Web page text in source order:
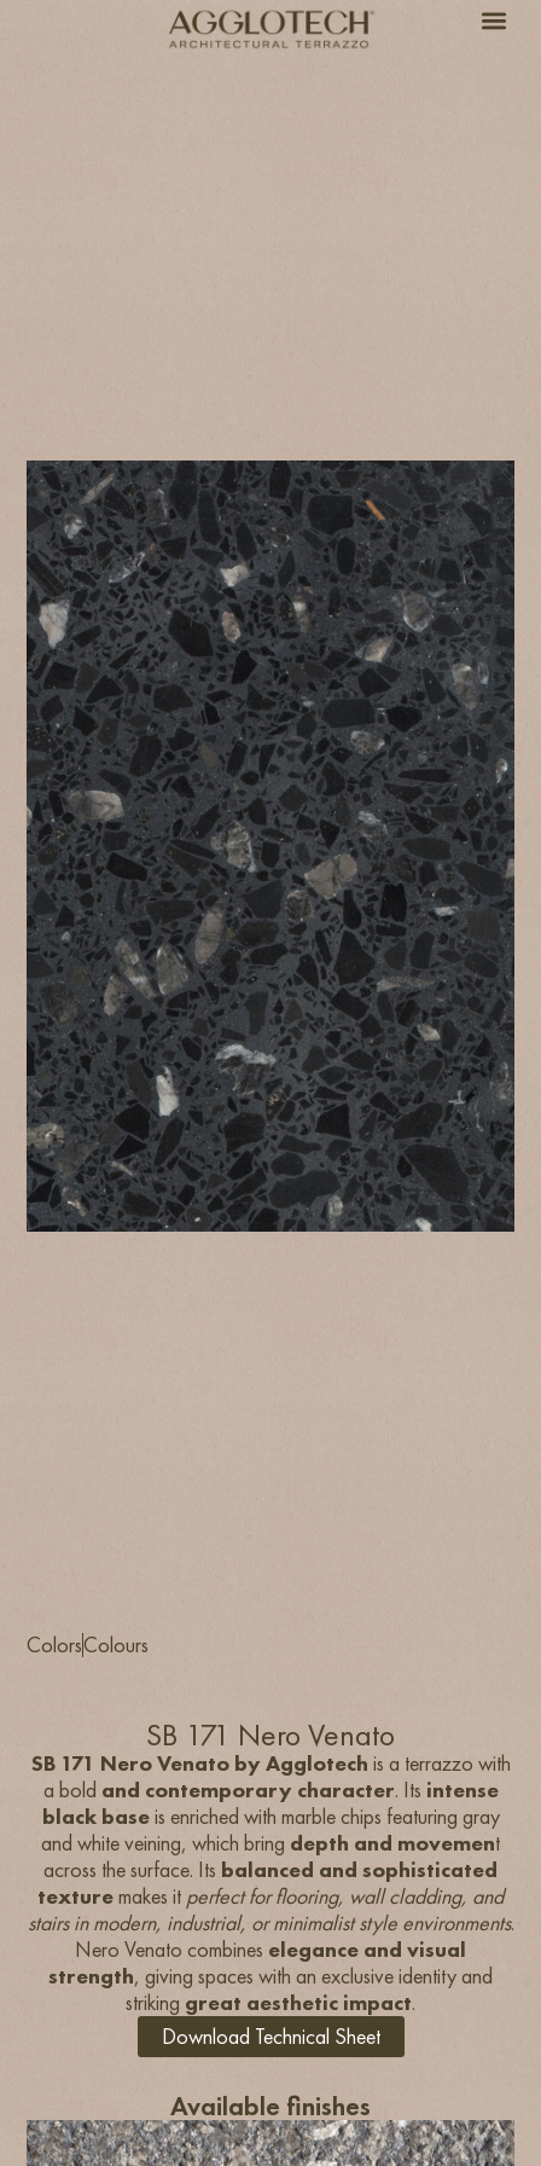
ColorsColours
SB 171 Nero Venato
SB 171 Nero Venato by Agglotech is a terrazzo with
a bold and contemporary character. Its intense
black baseis enriched with marble chips featuring gray
and white veining, which bring depth and movement
across the surface. Its balanced and sophisticated
texturemakes it perfect for flooring, wall cladding, and
stairs in modern, industrial, or minimalist style environments.
Nero Venato combines elegance and visual
strength, giving spaces with an exclusive identity and
striking great aesthetic impact.
Download Technical Sheet
Available finishes